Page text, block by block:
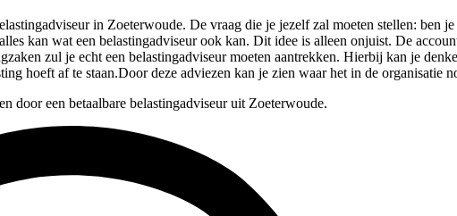
in Zoeterwoude. De vraag die je jezelf zal moeten stellen: ben
kan wat een belastingadviseur ook kan. Dit idee is alleen onjuist. De
zul je echt een belastingadviseur moeten aantrekken. Hierbij kan je
hoeft af te staan.Door deze adviezen kan je zien waar het in de organisatie
door een betaalbare belastingadviseur uit Zoeterwoude.